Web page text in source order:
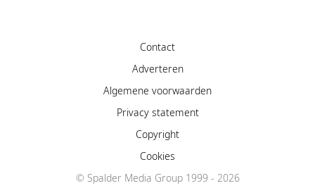
Contact
Adverteren
Algemene voorwaarden
Privacy statement
Copyright
Cookies
© Spalder Media Group 1999 - 2026